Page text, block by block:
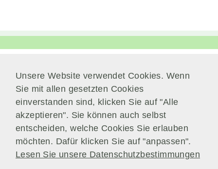
Verwaltung
Am Park 7
38871 Nordharz / OT Wasserleben
Telefon: 039451.600 0
E-Mail:Schreiben Sie uns!
Unsere Website verwendet Cookies. Wenn
Sie mit allen gesetzten Cookies
einverstanden sind, klicken Sie auf "Alle
akzeptieren". Sie können auch selbst
entscheiden, welche Cookies Sie erlauben
möchten. Dafür klicken Sie auf "anpassen".
Lesen Sie unsere Datenschutzbestimmungen
unverzichtbare
Cookies
Diese Cookies
sind
unverzichtbar,
damit wir Ihnen
grundlegende
und sichere
Funktionen